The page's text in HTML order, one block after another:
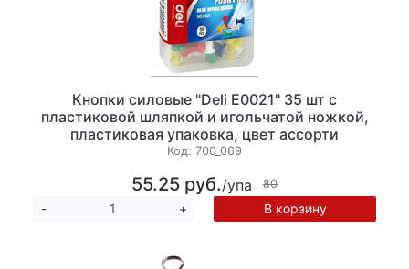
Кнопки силовые "Deli E0021" 35 шт с
пластиковой шляпкой и игольчатой ножкой,
пластиковая упаковка, цвет ассорти
Код: 700_069
55.25 руб./упа 80
- + В корзину